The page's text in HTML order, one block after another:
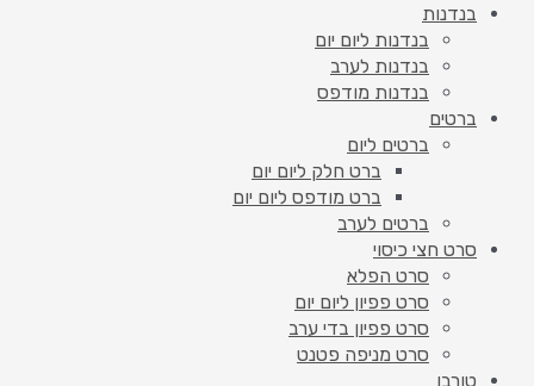
בנדנות
בנדנות ליום יום
בנדנות לערב
בנדנות מודפס
ברטים
ברטים ליום
ברט חלק ליום יום
ברט מודפס ליום יום
ברטים לערב
סרט חצי כיסוי
סרט הפלא
סרט פפיון ליום יום
סרט פפיון בדי ערב
סרט מניפה פטנט
טורבן